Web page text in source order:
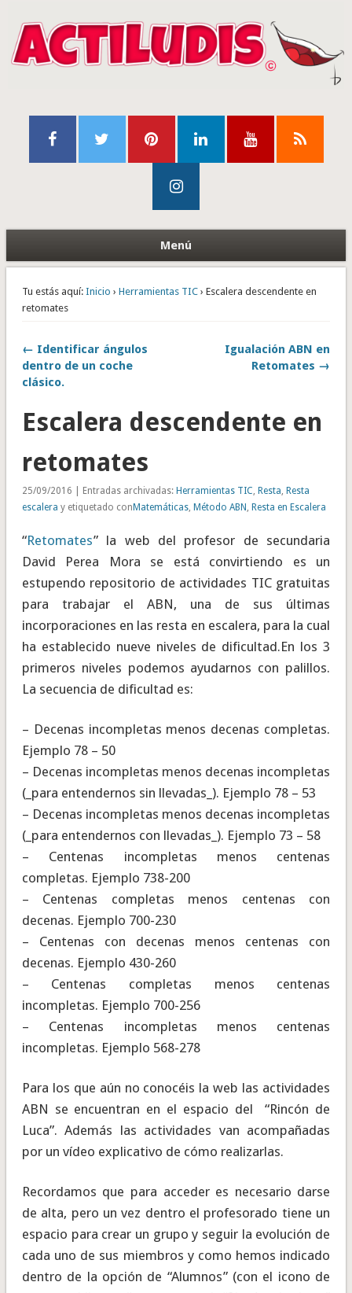
Menú
Tu estás aquí: Inicio › Herramientas TIC› Escalera descendente en
retomates
← Identificar ángulos
dentro de un coche
clásico.
Igualación ABN en
Retomates →
Escalera descendente en
retomates
25/09/2016 | Entradas archivadas: Herramientas TIC, Resta, Resta
escalera y etiquetado con Matemáticas, Método ABN , Resta en Escalera
“Retomates” la web del profesor de secundaria
David Perea Mora se está convirtiendo es un
estupendo repositorio de actividades TIC gratuitas
para trabajar el ABN, una de sus últimas
incorporaciones en las resta en escalera, para la cual
ha establecido nueve niveles de dificultad.En los 3
primeros niveles podemos ayudarnos con palillos.
La secuencia de dificultad es:
– Decenas incompletas menos decenas completas.
Ejemplo 78 – 50
– Decenas incompletas menos decenas incompletas
(_para entendernos sin llevadas_). Ejemplo 78 – 53
– Decenas incompletas menos decenas incompletas
(_para entendernos con llevadas_). Ejemplo 73 – 58
– Centenas incompletas menos centenas
completas. Ejemplo 738-200
– Centenas completas menos centenas con
decenas. Ejemplo 700-230
– Centenas con decenas menos centenas con
decenas. Ejemplo 430-260
– Centenas completas menos centenas
incompletas. Ejemplo 700-256
– Centenas incompletas menos centenas
incompletas. Ejemplo 568-278
Para los que aún no conocéis la web las actividades
ABN se encuentran en el espacio del “Rincón de
Luca”. Además las actividades van acompañadas
por un vídeo explicativo de cómo realizarlas.
Recordamos que para acceder es necesario darse
de alta, pero un vez dentro el profesorado tiene un
espacio para crear un grupo y seguir la evolución de
cada uno de sus miembros y como hemos indicado
dentro de la opción de “Alumnos” (con el icono de